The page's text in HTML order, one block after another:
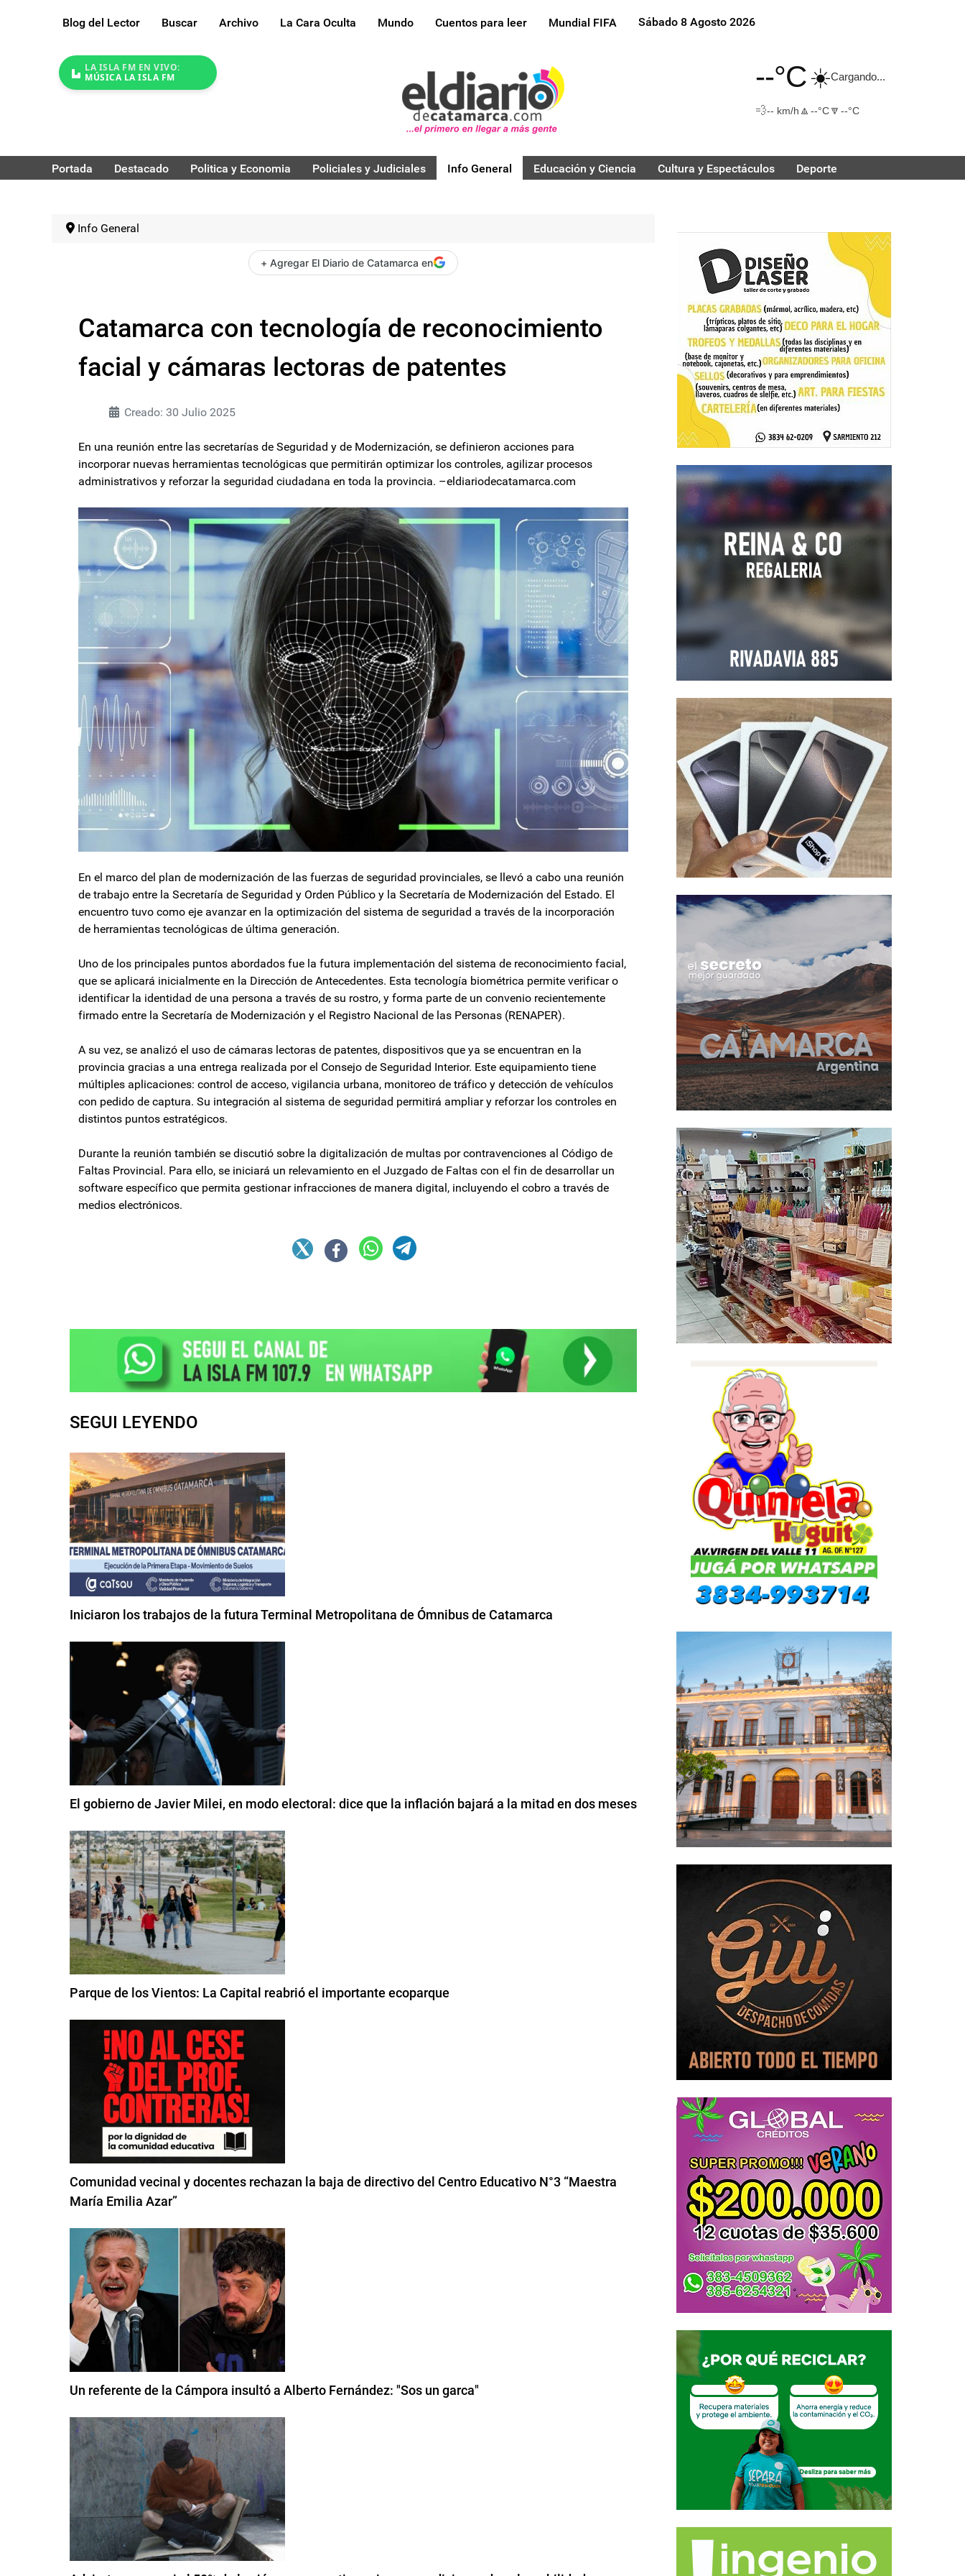
Blog del Lector Buscar Archivo La Cara Oculta Mundo Cuentos para leer Mundial FIFA Sábado 8 Agosto 2026
LA ISLA FM EN VIVO:
MÚSICA LA ISLA FM
--°C☀️Cargando...
💨-- km/h 🔼 --°C🔽 --°C
Portada Destacado Politica y Economia Policiales y Judiciales Info General Educación y Ciencia Cultura y Espectáculos Deporte
Info General
+ Agregar El Diario de Catamarca en
Catamarca con tecnología de reconocimiento
facial y cámaras lectoras de patentes
Creado: 30 Julio 2025
En una reunión entre las secretarías de Seguridad y de Modernización, se definieron acciones para
incorporar nuevas herramientas tecnológicas que permitirán optimizar los controles, agilizar procesos
administrativos y reforzar la seguridad ciudadana en toda la provincia. –eldiariodecatamarca.com
En el marco del plan de modernización de las fuerzas de seguridad provinciales, se llevó a cabo una reunión
de trabajo entre la Secretaría de Seguridad y Orden Público y la Secretaría de Modernización del Estado. El
encuentro tuvo como eje avanzar en la optimización del sistema de seguridad a través de la incorporación
de herramientas tecnológicas de última generación.
Uno de los principales puntos abordados fue la futura implementación del sistema de reconocimiento facial,
que se aplicará inicialmente en la Dirección de Antecedentes. Esta tecnología biométrica permite verificar o
identificar la identidad de una persona a través de su rostro, y forma parte de un convenio recientemente
firmado entre la Secretaría de Modernización y el Registro Nacional de las Personas (RENAPER).
A su vez, se analizó el uso de cámaras lectoras de patentes, dispositivos que ya se encuentran en la
provincia gracias a una entrega realizada por el Consejo de Seguridad Interior. Este equipamiento tiene
múltiples aplicaciones: control de acceso, vigilancia urbana, monitoreo de tráfico y detección de vehículos
con pedido de captura. Su integración al sistema de seguridad permitirá ampliar y reforzar los controles en
distintos puntos estratégicos.
Durante la reunión también se discutió sobre la digitalización de multas por contravenciones al Código de
Faltas Provincial. Para ello, se iniciará un relevamiento en el Juzgado de Faltas con el fin de desarrollar un
software específico que permita gestionar infracciones de manera digital, incluyendo el cobro a través de
medios electrónicos.
SEGUI LEYENDO
Iniciaron los trabajos de la futura Terminal Metropolitana de Ómnibus de Catamarca
El gobierno de Javier Milei, en modo electoral: dice que la inflación bajará a la mitad en dos meses
Parque de los Vientos: La Capital reabrió el importante ecoparque
Comunidad vecinal y docentes rechazan la baja de directivo del Centro Educativo N°3 “Maestra
María Emilia Azar”
Un referente de la Cámpora insultó a Alberto Fernández: "Sos un garca"